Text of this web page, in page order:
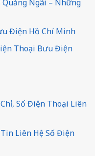
Ngãi – Những
Điện Hồ Chí Minh
Thoại Bưu Điện
Số Điện Thoại Liên
Liên Hệ Số Điện